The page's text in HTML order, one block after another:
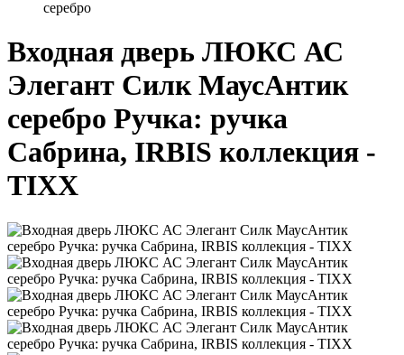
серебро
Входная дверь ЛЮКС АС
Элегант Силк МаусАнтик
серебро Ручка: ручка
Сабрина, IRBIS коллекция -
TIXX